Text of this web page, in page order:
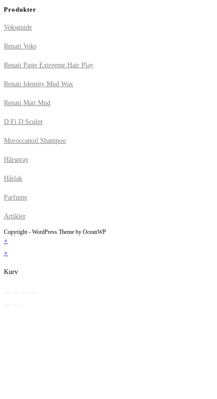
Produkter
Voksguide
Renati Voks
Renati Paste Extreeme Hair Play
Renati Identity Mud Wax
Renati Matt Mud
D:Fi D:Sculpt
Moroccanoil Shampoo
Hårspray
Hårlak
Parfume
Artikler
Copyright - WordPress Theme by OceanWP
×
×
Kurv